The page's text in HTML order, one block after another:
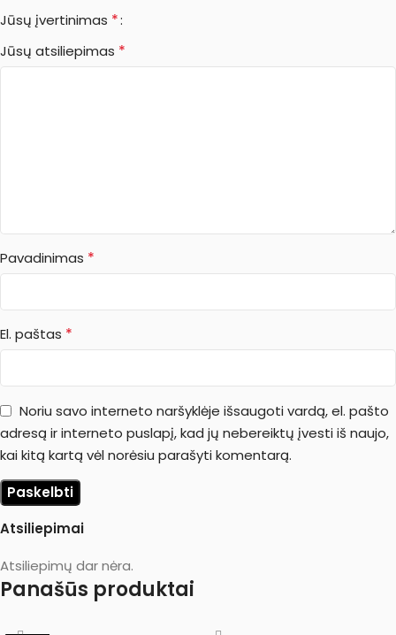
Atsiliepimai
Atsiliepimų dar nėra.
Jūsų įvertinimas *
Jūsų atsiliepimas *
Pavadinimas *
El. paštas *
Noriu savo interneto naršyklėje išsaugoti vardą, el. pašto
adresą ir interneto puslapį, kad jų nebereiktų įvesti iš naujo,
kai kitą kartą vėl norėsiu parašyti komentarą.
Panašūs produktai